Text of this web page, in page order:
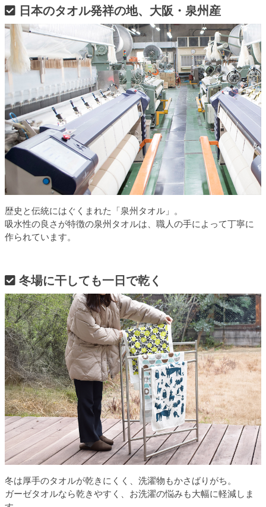
日本のタオル発祥の地、大阪・泉州産
歴史と伝統にはぐくまれた「泉州タオル」。
吸水性の良さが特徴の泉州タオルは、職人の手によって丁寧に
作られています。
冬場に干しても一日で乾く
冬は厚手のタオルが乾きにくく、洗濯物もかさばりがち。
ガーゼタオルなら乾きやすく、お洗濯の悩みも大幅に軽減しま